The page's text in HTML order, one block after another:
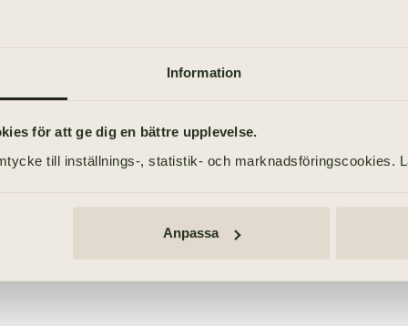
Information
för att ge dig en bättre upplevelse.
till inställnings-, statistik- och marknadsföringscookies.
Anpassa